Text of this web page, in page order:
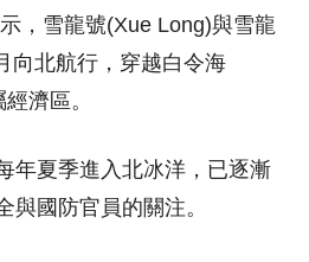
，雪龍號(Xue Long)與雪龍
向北航行，穿越白令海
濟區。
年夏季進入北冰洋，已逐漸
與國防官員的關注。